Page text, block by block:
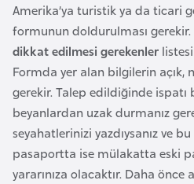
Amerika’ya turistik ya da ticari
formunun doldurulması gerekir.
dikkat edilmesi gerekenler
Formda yer alan bilgilerin açık,
gerekir. Talep edildiğinde ispatı
beyanlardan uzak durmanız
seyahatlerinizi yazdıysanız ve
pasaportta ise mülakatta eski
yararınıza olacaktır. Daha önce
a
h
r
e
y
n